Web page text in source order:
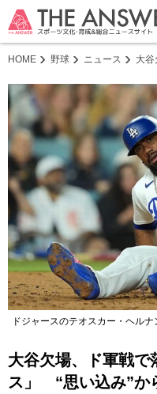
HOME 野球 ニュース 大
ドジャースのテオスカー・ヘルナ
大谷欠場、ド軍戦で
ス」 “思い込み”か